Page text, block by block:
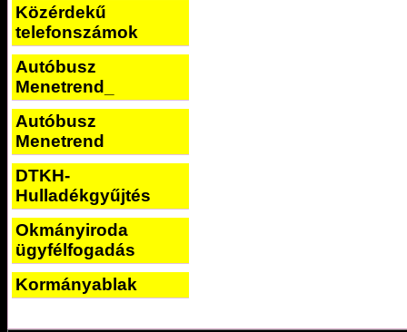
Közérdekű
telefonszámok
Autóbusz
Menetrend_
Autóbusz
Menetrend
DTKH-
Hulladékgyűjtés
Okmányiroda
ügyfélfogadás
Kormányablak